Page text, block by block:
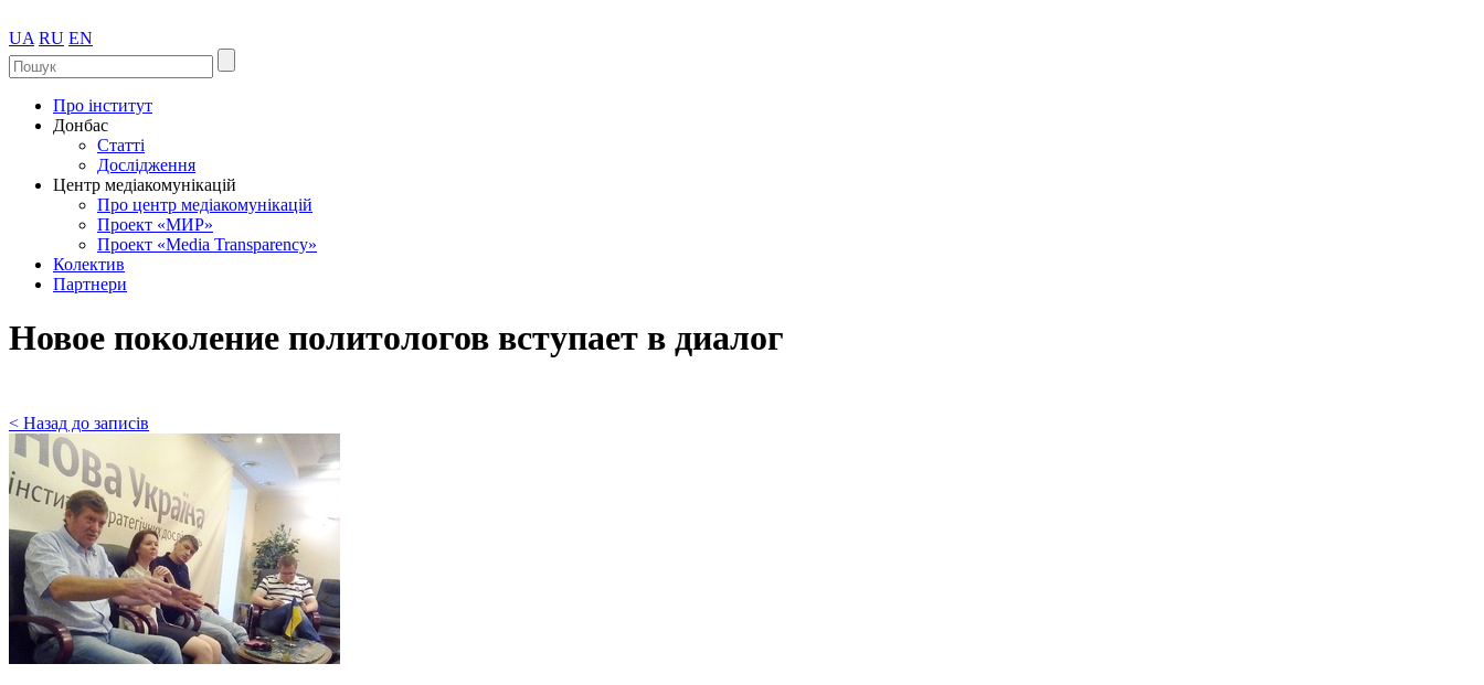
UA RU EN
Про інститут
Донбас
Статті
Дослідження
Центр медіакомунікацій
Про центр медіакомунікацій
Проект «МИР»
Проект «Media Transparency»
Колектив
Партнери
Новое поколение политологов вступает в диалог
< Назад до записів